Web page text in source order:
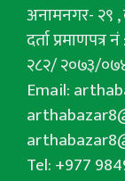
अनामनगर- २९ ,
दर्ता प्रमाणपत्र नं :
२८२/ २०७३/
Email:
Tel: +977